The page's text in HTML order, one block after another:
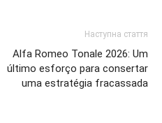
Наступна стаття
Alfa Romeo Tonale 2026: Um
último esforço para consertar
uma estratégia fracassada